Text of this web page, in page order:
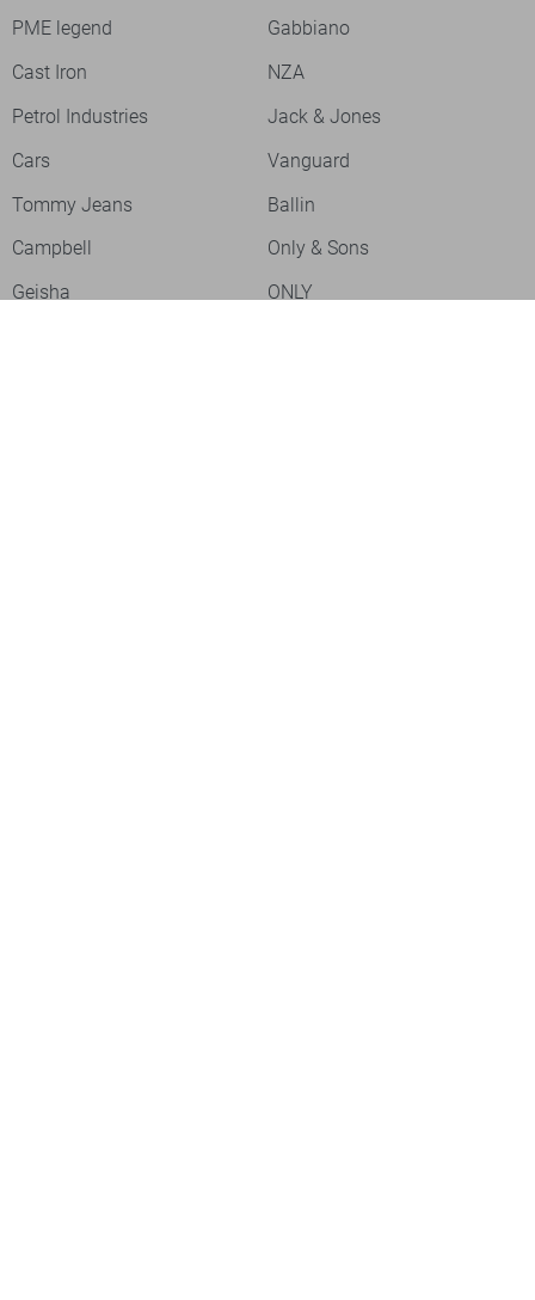
PME legend
Gabbiano
Cast Iron
NZA
Petrol Industries
Jack & Jones
Cars
Vanguard
Tommy Jeans
Ballin
Campbell
Only & Sons
Geisha
ONLY